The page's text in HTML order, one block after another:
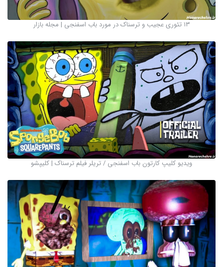
۱۳ تئوری عجیب و ترسناک در مورد باب اسفنجی | مجله بازار
ویدیو کلیپ کارتون باب اسفنجی / تریلر فیلم ترسناک | کلیپشو